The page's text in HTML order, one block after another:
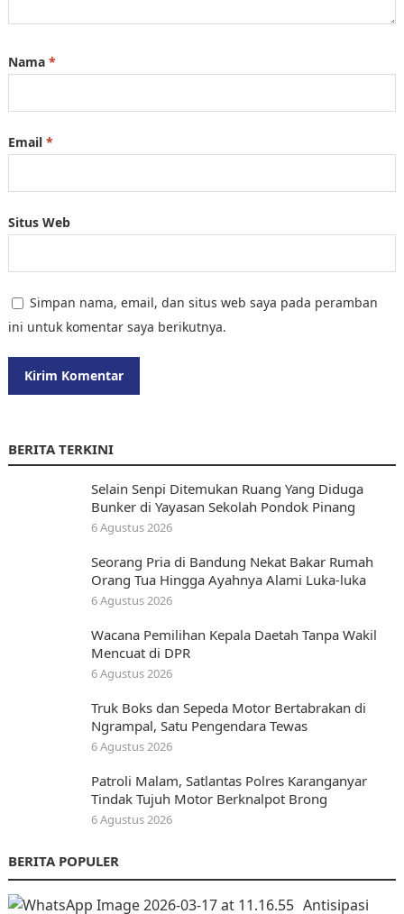
Nama *
Email *
Situs Web
Simpan nama, email, dan situs web saya pada peramban
ini untuk komentar saya berikutnya.
BERITA TERKINI
Selain Senpi Ditemukan Ruang Yang Diduga
Bunker di Yayasan Sekolah Pondok Pinang
6 Agustus 2026
Seorang Pria di Bandung Nekat Bakar Rumah
Orang Tua Hingga Ayahnya Alami Luka-luka
6 Agustus 2026
Wacana Pemilihan Kepala Daetah Tanpa Wakil
Mencuat di DPR
6 Agustus 2026
Truk Boks dan Sepeda Motor Bertabrakan di
Ngrampal, Satu Pengendara Tewas
6 Agustus 2026
Patroli Malam, Satlantas Polres Karanganyar
Tindak Tujuh Motor Berknalpot Brong
6 Agustus 2026
BERITA POPULER
Antisipasi